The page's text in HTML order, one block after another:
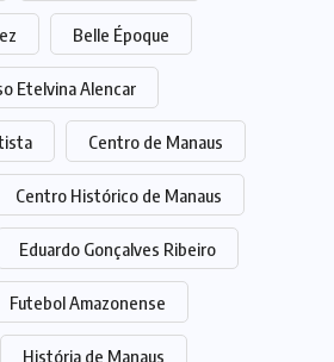
Belle Époque
Etelvina Alencar
Centro de Manaus
Centro Histórico de Manaus
Eduardo Gonçalves Ribeiro
Futebol Amazonense
História de Manaus